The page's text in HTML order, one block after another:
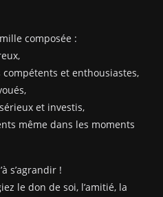
composée :
et enthousiastes,
et investis,
même dans les moments
s’agrandir !
le don de soi, l’amitié, la